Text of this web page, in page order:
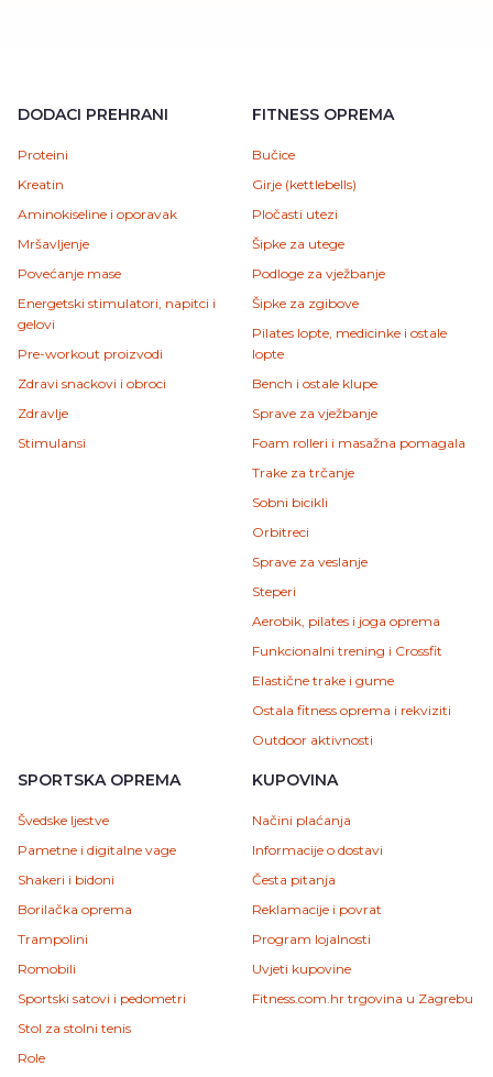
DODACI PREHRANI
Proteini
Kreatin
Aminokiseline i oporavak
Mršavljenje
Povećanje mase
Energetski stimulatori, napitci i
gelovi
Pre-workout proizvodi
Zdravi snackovi i obroci
Zdravlje
Stimulansi
FITNESS OPREMA
Bučice
Girje (kettlebells)
Pločasti utezi
Šipke za utege
Podloge za vježbanje
Šipke za zgibove
Pilates lopte, medicinke i ostale
lopte
Bench i ostale klupe
Sprave za vježbanje
Foam rolleri i masažna pomagala
Trake za trčanje
Sobni bicikli
Orbitreci
Sprave za veslanje
Steperi
Aerobik, pilates i joga oprema
Funkcionalni trening i Crossfit
Elastične trake i gume
Ostala fitness oprema i rekviziti
Outdoor aktivnosti
SPORTSKA OPREMA
Švedske ljestve
Pametne i digitalne vage
Shakeri i bidoni
Borilačka oprema
Trampolini
Romobili
Sportski satovi i pedometri
Stol za stolni tenis
Role
KUPOVINA
Načini plaćanja
Informacije o dostavi
Česta pitanja
Reklamacije i povrat
Program lojalnosti
Uvjeti kupovine
Fitness.com.hr trgovina u Zagrebu